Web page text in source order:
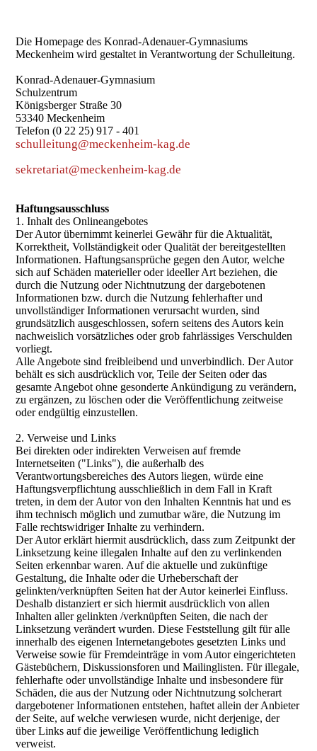
Die Homepage des Konrad-Adenauer-Gymnasiums
Meckenheim wird gestaltet in Verantwortung der Schulleitung.
Konrad-Adenauer-Gymnasium
Schulzentrum
Königsberger Straße 30
53340 Meckenheim
Telefon (0 22 25) 917 - 401
schulleitung@meckenheim-kag.de
sekretariat@meckenheim-kag.de
Haftungsausschluss
1. Inhalt des Onlineangebotes
Der Autor übernimmt keinerlei Gewähr für die Aktualität,
Korrektheit, Vollständigkeit oder Qualität der bereitgestellten
Informationen. Haftungsansprüche gegen den Autor, welche
sich auf Schäden materieller oder ideeller Art beziehen, die
durch die Nutzung oder Nichtnutzung der dargebotenen
Informationen bzw. durch die Nutzung fehlerhafter und
unvollständiger Informationen verursacht wurden, sind
grundsätzlich ausgeschlossen, sofern seitens des Autors kein
nachweislich vorsätzliches oder grob fahrlässiges Verschulden
vorliegt.
Alle Angebote sind freibleibend und unverbindlich. Der Autor
behält es sich ausdrücklich vor, Teile der Seiten oder das
gesamte Angebot ohne gesonderte Ankündigung zu verändern,
zu ergänzen, zu löschen oder die Veröffentlichung zeitweise
oder endgültig einzustellen.
2. Verweise und Links
Bei direkten oder indirekten Verweisen auf fremde
Internetseiten ("Links"), die außerhalb des
Verantwortungsbereiches des Autors liegen, würde eine
Haftungsverpflichtung ausschließlich in dem Fall in Kraft
treten, in dem der Autor von den Inhalten Kenntnis hat und es
ihm technisch möglich und zumutbar wäre, die Nutzung im
Falle rechtswidriger Inhalte zu verhindern.
Der Autor erklärt hiermit ausdrücklich, dass zum Zeitpunkt der
Linksetzung keine illegalen Inhalte auf den zu verlinkenden
Seiten erkennbar waren. Auf die aktuelle und zukünftige
Gestaltung, die Inhalte oder die Urheberschaft der
gelinkten/verknüpften Seiten hat der Autor keinerlei Einfluss.
Deshalb distanziert er sich hiermit ausdrücklich von allen
Inhalten aller gelinkten /verknüpften Seiten, die nach der
Linksetzung verändert wurden. Diese Feststellung gilt für alle
innerhalb des eigenen Internetangebotes gesetzten Links und
Verweise sowie für Fremdeinträge in vom Autor eingerichteten
Gästebüchern, Diskussionsforen und Mailinglisten. Für illegale,
fehlerhafte oder unvollständige Inhalte und insbesondere für
Schäden, die aus der Nutzung oder Nichtnutzung solcherart
dargebotener Informationen entstehen, haftet allein der Anbieter
der Seite, auf welche verwiesen wurde, nicht derjenige, der
über Links auf die jeweilige Veröffentlichung lediglich
verweist.